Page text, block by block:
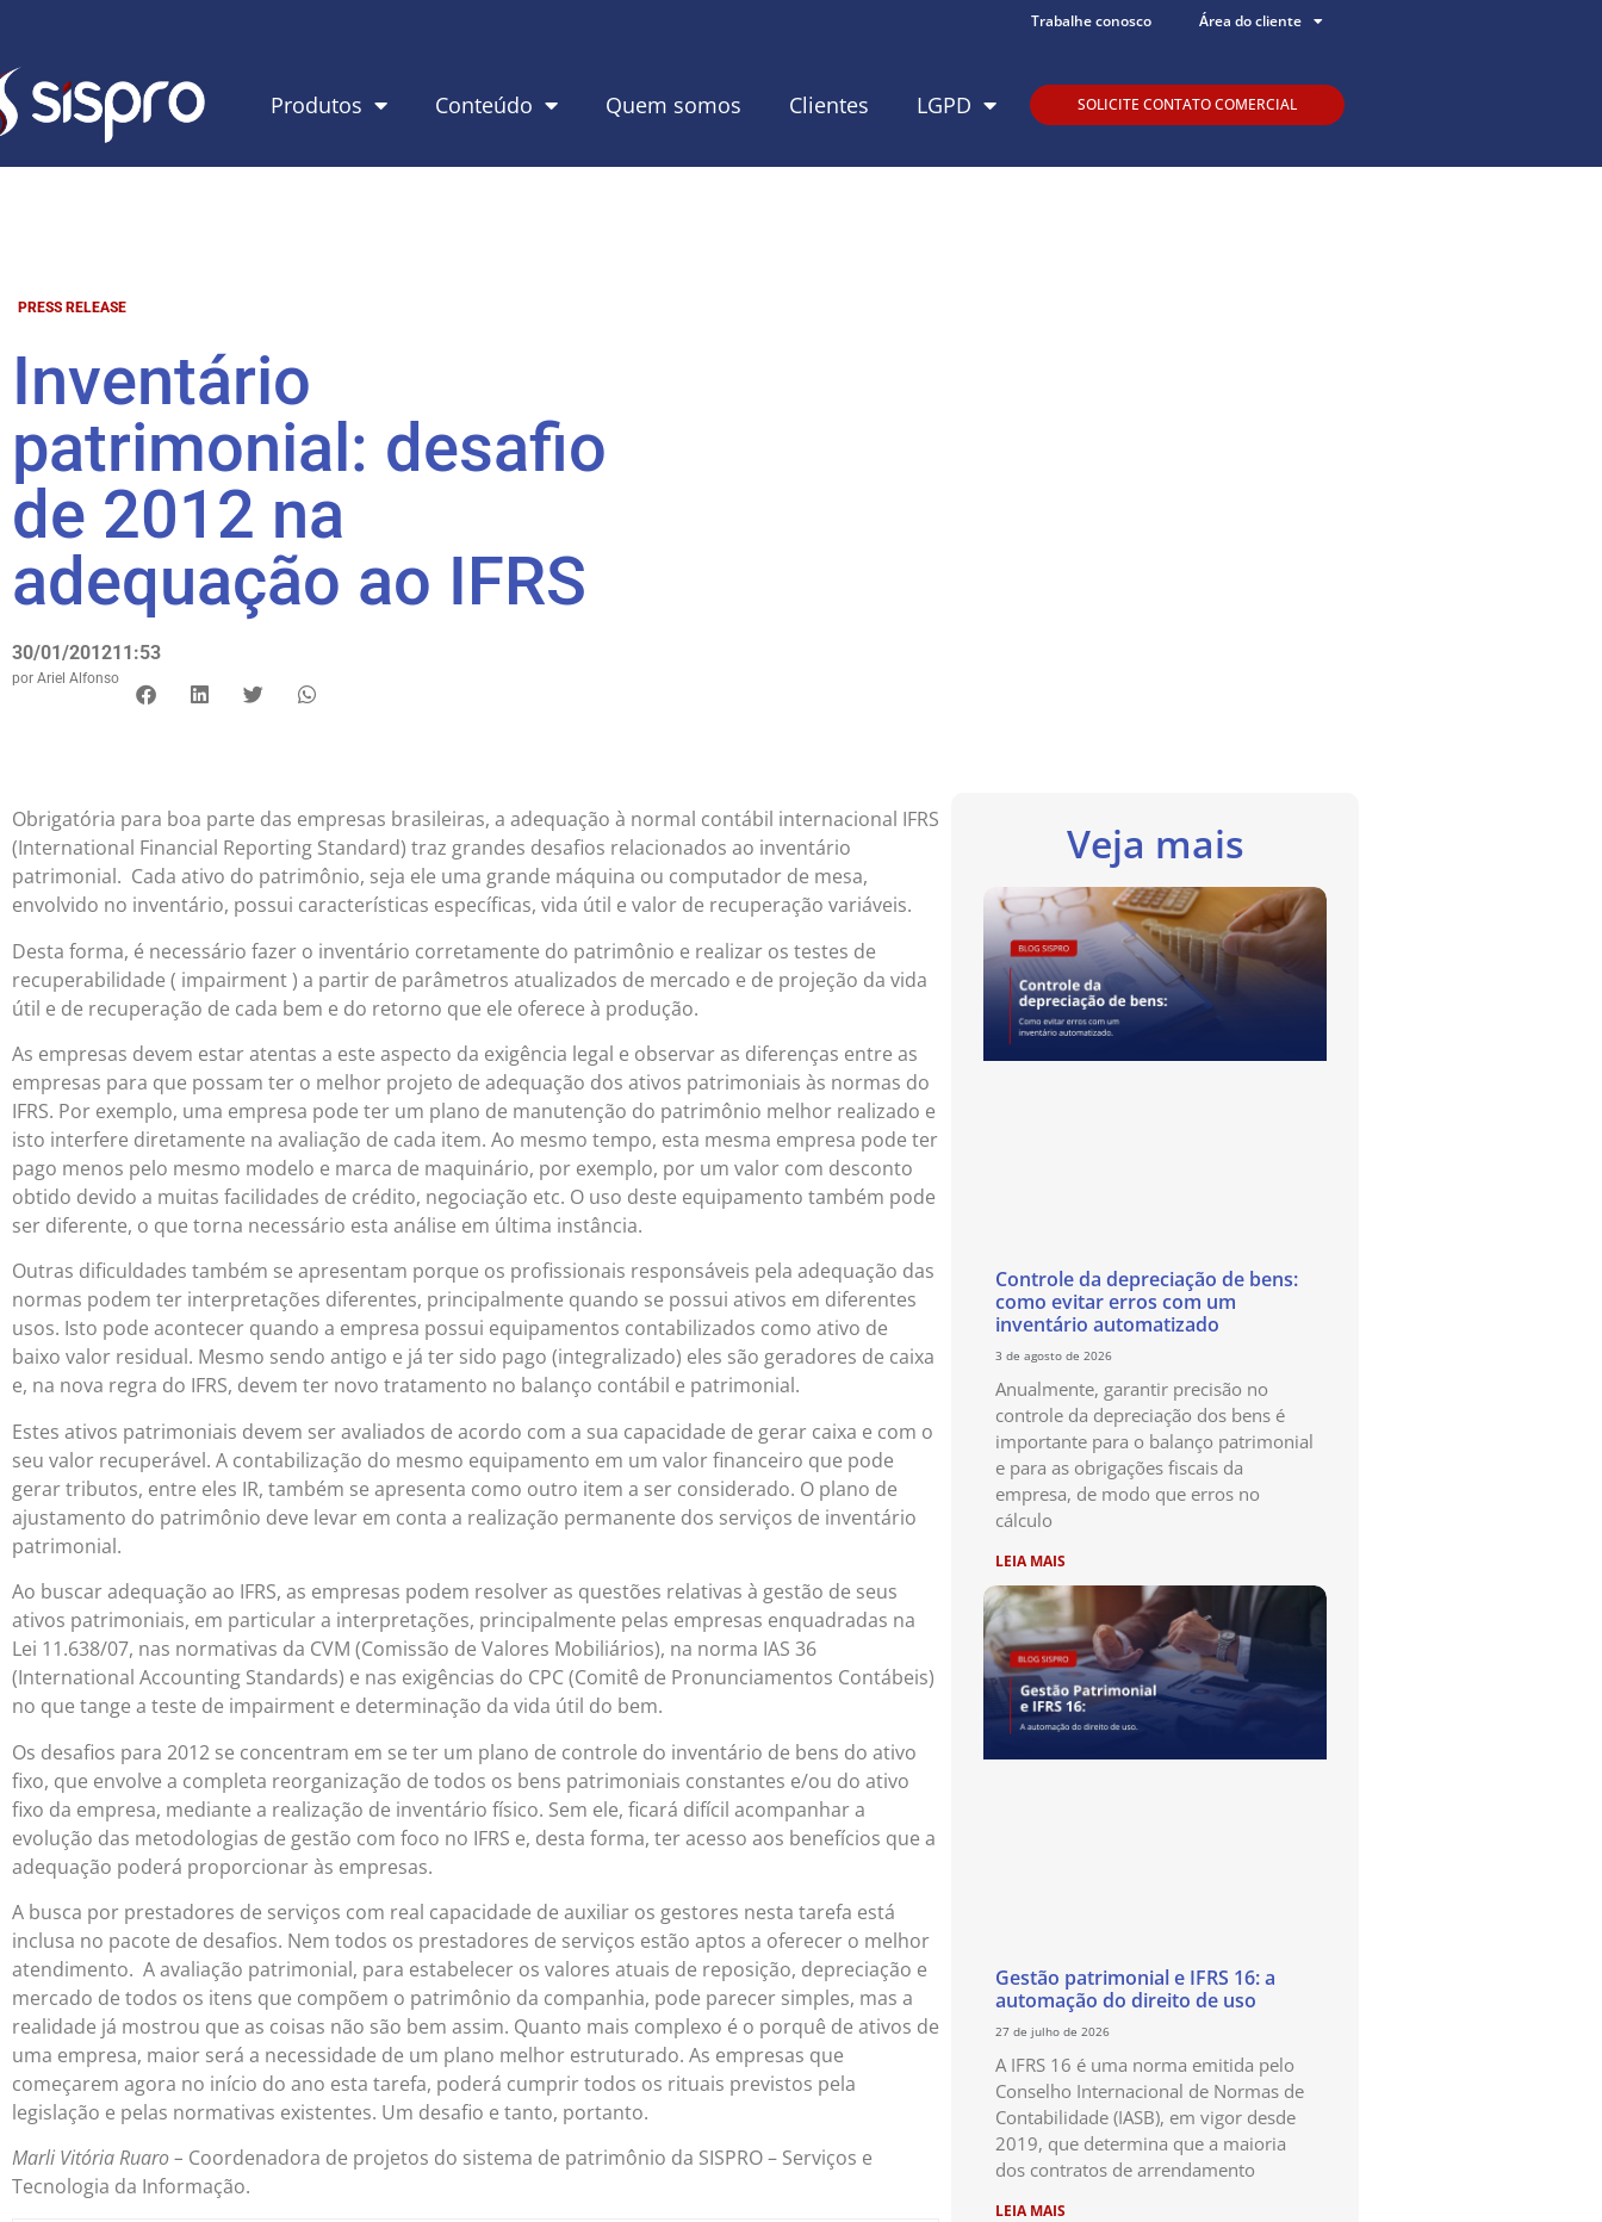
Trabalhe conosco Área do cliente
Produtos Conteúdo Quem somos Clientes LGPD SOLICITE CONTATO COMERCIAL
PRESS RELEASE
Inventário
patrimonial: desafio
de 2012 na
adequação ao IFRS
30/01/201211:53
por Ariel Alfonso
Obrigatória para boa parte das empresas brasileiras, a adequação à normal contábil internacional IFRS
(International Financial Reporting Standard) traz grandes desafios relacionados ao inventário
patrimonial. Cada ativo do patrimônio, seja ele uma grande máquina ou computador de mesa,
envolvido no inventário, possui características específicas, vida útil e valor de recuperação variáveis.
Desta forma, é necessário fazer o inventário corretamente do patrimônio e realizar os testes de
recuperabilidade ( impairment ) a partir de parâmetros atualizados de mercado e de projeção da vida
útil e de recuperação de cada bem e do retorno que ele oferece à produção.
As empresas devem estar atentas a este aspecto da exigência legal e observar as diferenças entre as
empresas para que possam ter o melhor projeto de adequação dos ativos patrimoniais às normas do
IFRS. Por exemplo, uma empresa pode ter um plano de manutenção do patrimônio melhor realizado e
isto interfere diretamente na avaliação de cada item. Ao mesmo tempo, esta mesma empresa pode ter
pago menos pelo mesmo modelo e marca de maquinário, por exemplo, por um valor com desconto
obtido devido a muitas facilidades de crédito, negociação etc. O uso deste equipamento também pode
ser diferente, o que torna necessário esta análise em última instância.
Outras dificuldades também se apresentam porque os profissionais responsáveis pela adequação das
normas podem ter interpretações diferentes, principalmente quando se possui ativos em diferentes
usos. Isto pode acontecer quando a empresa possui equipamentos contabilizados como ativo de
baixo valor residual. Mesmo sendo antigo e já ter sido pago (integralizado) eles são geradores de caixa
e, na nova regra do IFRS, devem ter novo tratamento no balanço contábil e patrimonial.
Estes ativos patrimoniais devem ser avaliados de acordo com a sua capacidade de gerar caixa e com o
seu valor recuperável. A contabilização do mesmo equipamento em um valor financeiro que pode
gerar tributos, entre eles IR, também se apresenta como outro item a ser considerado. O plano de
ajustamento do patrimônio deve levar em conta a realização permanente dos serviços de inventário
patrimonial.
Ao buscar adequação ao IFRS, as empresas podem resolver as questões relativas à gestão de seus
ativos patrimoniais, em particular a interpretações, principalmente pelas empresas enquadradas na
Lei 11.638/07, nas normativas da CVM (Comissão de Valores Mobiliários), na norma IAS 36
(International Accounting Standards) e nas exigências do CPC (Comitê de Pronunciamentos Contábeis)
no que tange a teste de impairment e determinação da vida útil do bem.
Os desafios para 2012 se concentram em se ter um plano de controle do inventário de bens do ativo
fixo, que envolve a completa reorganização de todos os bens patrimoniais constantes e/ou do ativo
fixo da empresa, mediante a realização de inventário físico. Sem ele, ficará difícil acompanhar a
evolução das metodologias de gestão com foco no IFRS e, desta forma, ter acesso aos benefícios que a
adequação poderá proporcionar às empresas.
A busca por prestadores de serviços com real capacidade de auxiliar os gestores nesta tarefa está
inclusa no pacote de desafios. Nem todos os prestadores de serviços estão aptos a oferecer o melhor
atendimento. A avaliação patrimonial, para estabelecer os valores atuais de reposição, depreciação e
mercado de todos os itens que compõem o patrimônio da companhia, pode parecer simples, mas a
realidade já mostrou que as coisas não são bem assim. Quanto mais complexo é o porquê de ativos de
uma empresa, maior será a necessidade de um plano melhor estruturado. As empresas que
começarem agora no início do ano esta tarefa, poderá cumprir todos os rituais previstos pela
legislação e pelas normativas existentes. Um desafio e tanto, portanto.
Marli Vitória Ruaro – Coordenadora de projetos do sistema de patrimônio da SISPRO – Serviços e
Tecnologia da Informação.
Veja mais
Controle da depreciação de bens:
como evitar erros com um
inventário automatizado
3 de agosto de 2026
Anualmente, garantir precisão no
controle da depreciação dos bens é
importante para o balanço patrimonial
e para as obrigações fiscais da
empresa, de modo que erros no
cálculo
LEIA MAIS
Gestão patrimonial e IFRS 16: a
automação do direito de uso
27 de julho de 2026
A IFRS 16 é uma norma emitida pelo
Conselho Internacional de Normas de
Contabilidade (IASB), em vigor desde
2019, que determina que a maioria
dos contratos de arrendamento
LEIA MAIS